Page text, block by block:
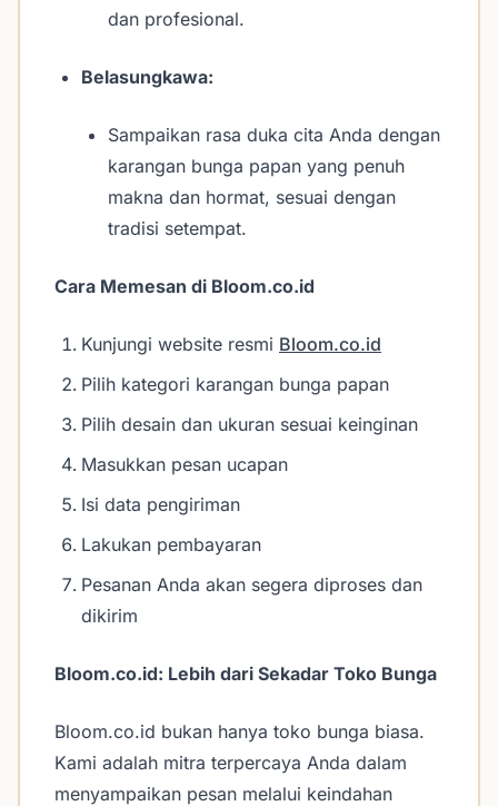
dan profesional.
Belasungkawa:
Sampaikan rasa duka cita Anda dengan
karangan bunga papan yang penuh
makna dan hormat, sesuai dengan
tradisi setempat.
Cara Memesan di Bloom.co.id
Kunjungi website resmi Bloom.co.id
Pilih kategori karangan bunga papan
Pilih desain dan ukuran sesuai keinginan
Masukkan pesan ucapan
Isi data pengiriman
Lakukan pembayaran
Pesanan Anda akan segera diproses dan
dikirim
Bloom.co.id: Lebih dari Sekadar Toko Bunga
Bloom.co.id bukan hanya toko bunga biasa.
Kami adalah mitra terpercaya Anda dalam
menyampaikan pesan melalui keindahan